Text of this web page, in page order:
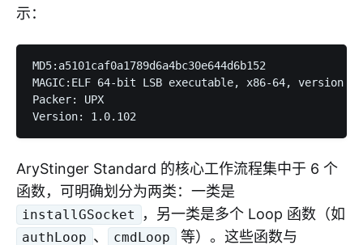
示：
MD5:a5101caf0a1789d6a4bc30e644d6b152
MAGIC:ELF 64-bit LSB executable, x86-64,
Packer: UPX
AryStinger Standard 的核心工作流程集中于 6 个
函数，可明确划分为两类：一类是
installGSocket ，另一类是多个 Loop 函数（如
authLoop 、 cmdLoop
等）。这些函数与